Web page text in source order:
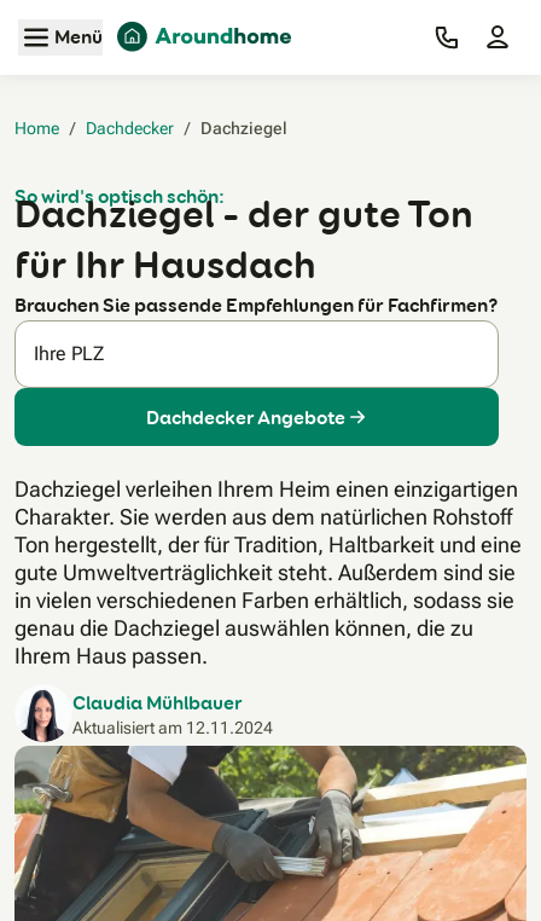
Zum Hauptinhalt
Menü
Home / Dachdecker / Dachziegel‎
So wird's optisch schön:
Dachziegel – der gute Ton
für Ihr Hausdach
Brauchen Sie passende Empfehlungen für Fachfirmen?
Ihre PLZ
Dachdecker Angebote
Dachziegel verleihen Ihrem Heim einen einzigartigen
Charakter. Sie werden aus dem natürlichen Rohstoff
Ton hergestellt, der für Tradition, Haltbarkeit und eine
gute Umweltverträglichkeit steht. Außerdem sind sie
in vielen verschiedenen Farben erhältlich, sodass sie
genau die Dachziegel auswählen können, die zu
Ihrem Haus passen.
Claudia Mühlbauer
Aktualisiert am 12.11.2024